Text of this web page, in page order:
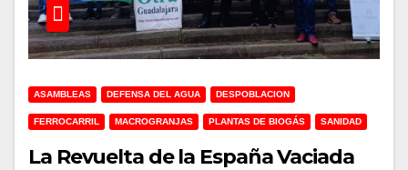
ASAMBLEAS DEFENSA DEL AGUA DESPOBLACION
FERROCARRIL MACROGRANJAS PLANTAS DE BIOGÁS SANIDAD
La Revuelta de la España Vaciada